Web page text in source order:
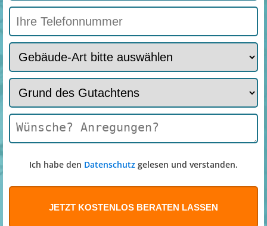
Ich habe den Datenschutz gelesen und verstanden.